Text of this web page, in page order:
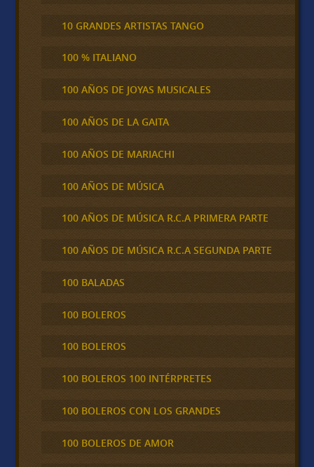
10 GRANDES ARTISTAS TANGO
100 % ITALIANO
100 AÑOS DE JOYAS MUSICALES
100 AÑOS DE LA GAITA
100 AÑOS DE MARIACHI
100 AÑOS DE MÚSICA
100 AÑOS DE MÚSICA R.C.A PRIMERA PARTE
100 AÑOS DE MÚSICA R.C.A SEGUNDA PARTE
100 BALADAS
100 BOLEROS
100 BOLEROS
100 BOLEROS 100 INTÉRPRETES
100 BOLEROS CON LOS GRANDES
100 BOLEROS DE AMOR